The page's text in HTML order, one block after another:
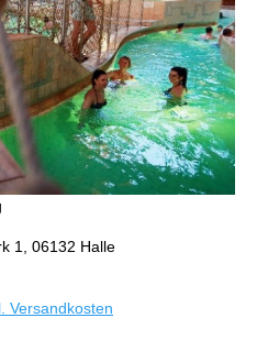
1, 06132 Halle
Versandkosten